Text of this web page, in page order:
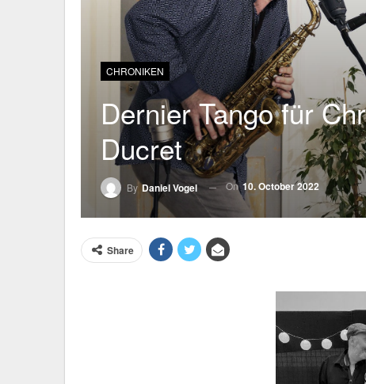
CHRONIKEN
Dernier Tango für
Ducret
ByDaniel Vogel On10. October 2022
Share